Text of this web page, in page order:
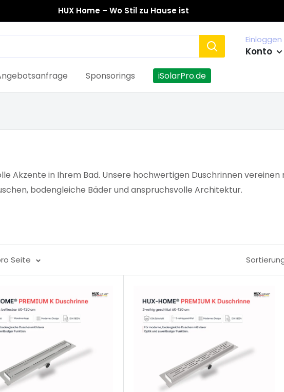
HUX Home – Wo Stil zu Hause ist
Konto
Sponsorings iSolarPro.de
Akzente in Ihrem Bad. Unsere hochwertigen Duschrinnen vereinen
bodengleiche Bäder und anspruchsvolle Architektur.
Seite